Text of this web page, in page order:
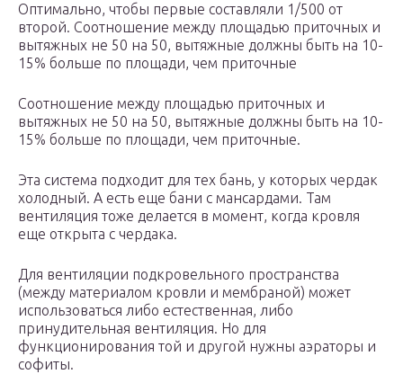
Оптимально, чтобы первые составляли 1/500 от
второй. Соотношение между площадью приточных и
вытяжных не 50 на 50, вытяжные должны быть на 10-
15% больше по площади, чем приточные
Соотношение между площадью приточных и
вытяжных не 50 на 50, вытяжные должны быть на 10-
15% больше по площади, чем приточные.
Эта система подходит для тех бань, у которых чердак
холодный. А есть еще бани с мансардами. Там
вентиляция тоже делается в момент, когда кровля
еще открыта с чердака.
Для вентиляции подкровельного пространства
(между материалом кровли и мембраной) может
использоваться либо естественная, либо
принудительная вентиляция. Но для
функционирования той и другой нужны аэраторы и
софиты.